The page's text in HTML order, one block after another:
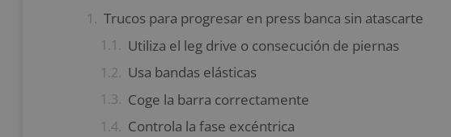
Trucos para progresar en press banca sin atascarte
Utiliza el leg drive o consecución de piernas
Usa bandas elásticas
Coge la barra correctamente
Controla la fase excéntrica